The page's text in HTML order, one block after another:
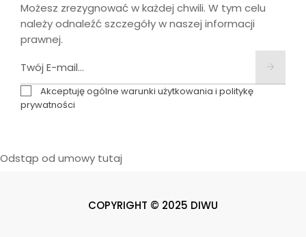
Możesz zrezygnować w każdej chwili. W tym celu
należy odnaleźć szczegóły w naszej informacji
prawnej.
Akceptuję ogólne warunki użytkowania i politykę
prywatności
Odstąp od umowy tutaj
COPYRIGHT © 2025 DIWU